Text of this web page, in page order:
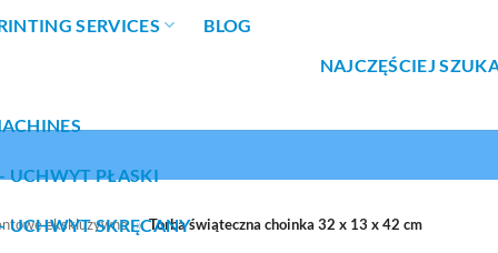
SERVICES BLOG
UCHWYT PŁASKI
UCHWYT SKRĘCANY
NAJCZĘŚCIEJ
ekskluzywne » Torba świąteczna choinka 32 x 13 x 42 cm